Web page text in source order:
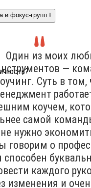
и фокус-групп ⭣
Один из моих
—
Суть в том,
коучем,
самой
не нужно
говорим о
способен
каждого
изменения и